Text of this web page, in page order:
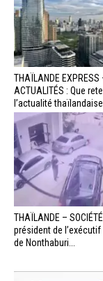
THAÏLANDE EXPRESS
ACTUALITÉS : Que
l’actualité thaïlandaise
THAÏLANDE –
président de l’exécutif
de Nonthaburi...